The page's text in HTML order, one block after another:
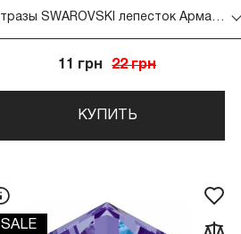
Стразы SWAROVSKI лепесток Армани 1 шт AB
11 грн 22 грн
КУПИТЬ
SALE